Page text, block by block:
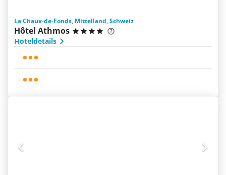
La Chaux-de-Fonds, Mittelland, Schweiz
Hôtel Athmos
Hoteldetails